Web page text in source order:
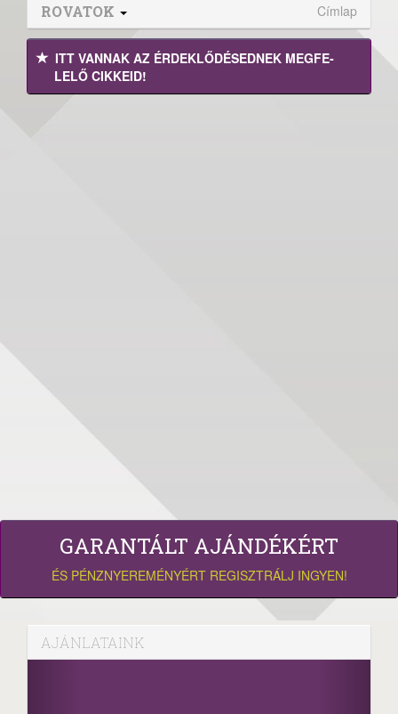
ROVATOK Címlap
ITT VANNAK AZ ÉRDEK­LŐDÉ­SEDNEK MEGFE­
LELŐ CIKKEID!
GARANTÁLT AJÁNDÉKÉRT
ÉS PÉNZNYEREMÉNYÉRT REGISZTRÁLJ INGYEN!
AJÁNLATAINK